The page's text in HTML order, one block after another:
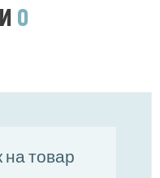
0
на товар